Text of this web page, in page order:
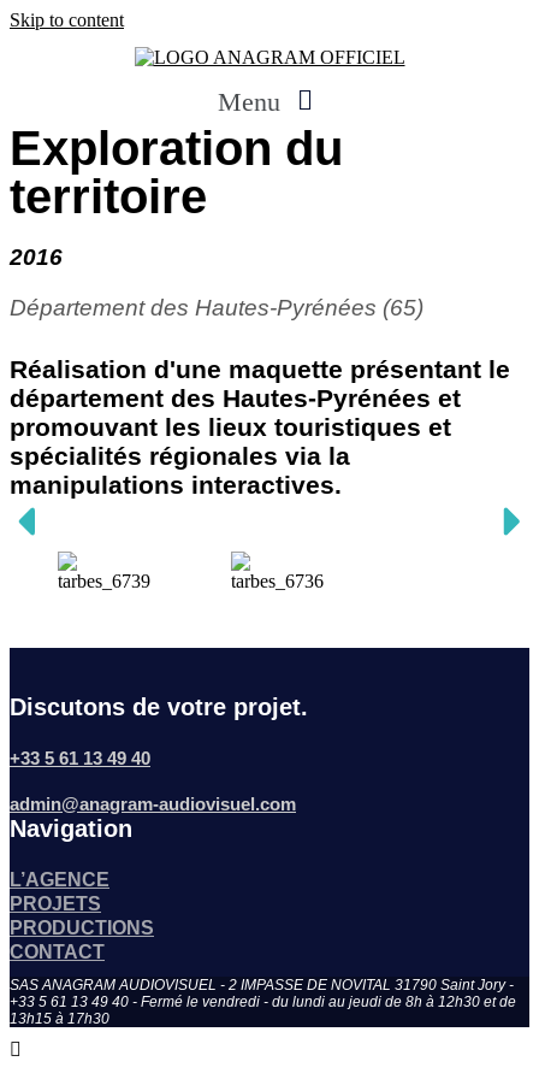
Skip to content
Menu
Exploration du
territoire
2016
Département des Hautes-Pyrénées (65)
Réalisation d'une maquette présentant le
département des Hautes-Pyrénées et
promouvant les lieux touristiques et
spécialités régionales via la
manipulations interactives.
Discutons de votre projet.
+33 5 61 13 49 40
admin@anagram-audiovisuel.com
Navigation
L’AGENCE
PROJETS
PRODUCTIONS
CONTACT
SAS ANAGRAM AUDIOVISUEL - 2 IMPASSE DE NOVITAL 31790 Saint Jory -
+33 5 61 13 49 40 - Fermé le vendredi - du lundi au jeudi de 8h à 12h30 et de
13h15 à 17h30